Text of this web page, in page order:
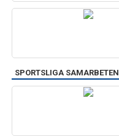
SPORTSLIGA SAMARBETEN